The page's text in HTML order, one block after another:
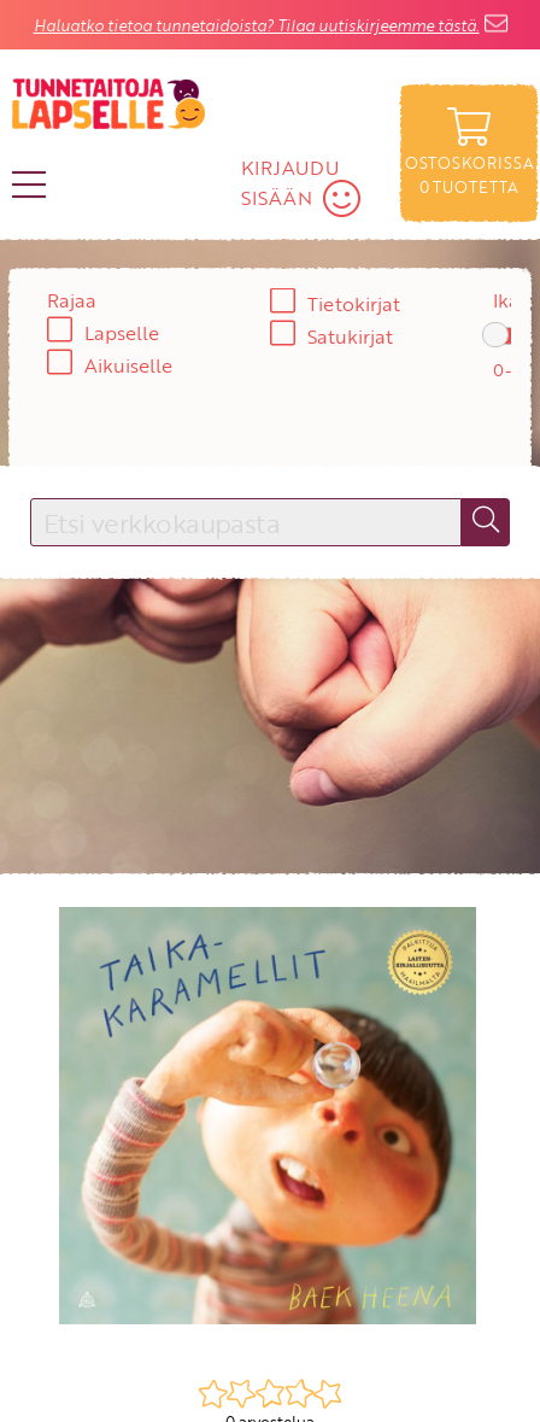
Haluatko tietoa tunnetaidoista? Tilaa uutiskirjeemme tästä.
KIRJAUDU
SISÄÄN
OSTOSKORISSA
0TUOTETTA
Käyttäjätunnus
Unohtuiko salasana?
KIRJAUDU SISÄÄN
Etkö ole vielä asiakkaamme?
Luo asiakastili tästä!
Rajaa
Lapselle
Aikuiselle
Tietokirjat
Satukirjat
Ikä: